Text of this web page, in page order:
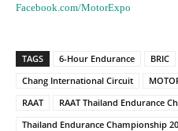
Facebook.com/MotorExpo
TAGS 6-Hour Endurance BRIC
Chang International Circuit
RAAT
RAAT Thailand Endurance
Thailand Endurance Championship